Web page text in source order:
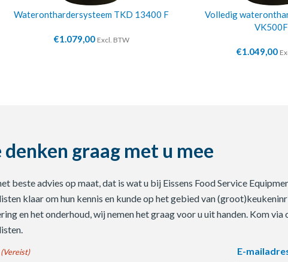
Wateronthardersysteem TKD 13400 F
€1.079,00 Excl. BTW
Volledig
€1.049,00
denken graag met u mee
beste advies op maat, dat is wat u bij Eissens Food Service
klaar om hun kennis en kunde op het gebied van
en het onderhoud, wij nemen het graag voor u uit handen. Kom
(Vereist) E-